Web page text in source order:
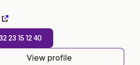
23 15 12 40
View profile